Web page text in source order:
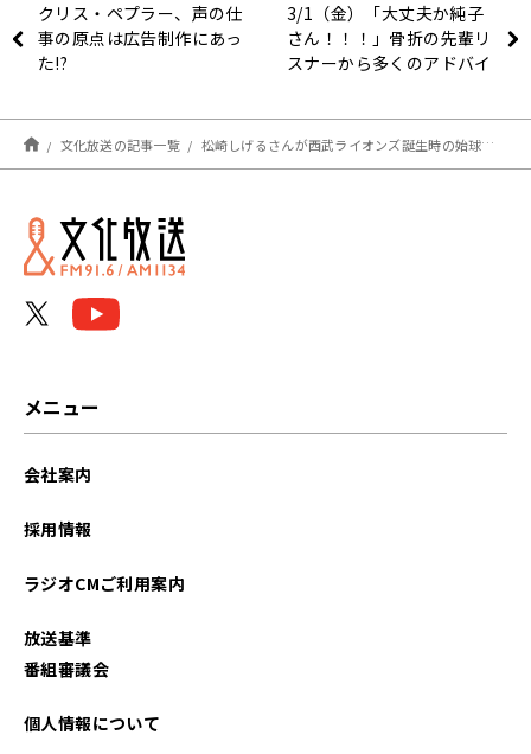
クリス・ペプラー、声の仕
事の原点は広告制作にあっ
た!?
3/1（金）「大丈夫か純子
さん！！！」骨折の先輩リ
スナーから多くのアドバイ
文化放送の記事一覧 松崎しげるさんが西武ライオンズ誕生時の始球式で2球投げた思い出語る「相手は田淵さんとノムさん」
メニュー
会社案内
採用情報
ラジオCMご利用案内
放送基準
番組審議会
個人情報について